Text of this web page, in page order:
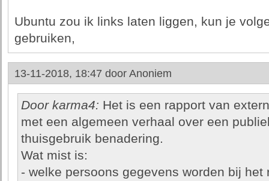
Ubuntu zou ik links laten liggen, kun je
gebruiken,
13-11-2018, 18:47 door Anoniem
Door karma4: Het is een rapport van
met een algemeen verhaal over een
thuisgebruik benadering.
Wat mist is:
- welke persoons gegevens worden bij